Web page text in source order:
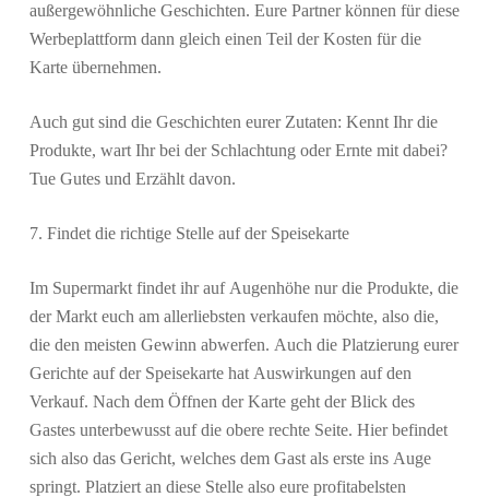
außergewöhnliche Geschichten. Eure Partner können für diese
Werbeplattform dann gleich einen Teil der Kosten für die
Karte übernehmen.
Auch gut sind die Geschichten eurer Zutaten: Kennt Ihr die
Produkte, wart Ihr bei der Schlachtung oder Ernte mit dabei?
Tue Gutes und Erzählt davon.
7. Findet die richtige Stelle auf der Speisekarte
Im Supermarkt findet ihr auf Augenhöhe nur die Produkte, die
der Markt euch am allerliebsten verkaufen möchte, also die,
die den meisten Gewinn abwerfen. Auch die Platzierung eurer
Gerichte auf der Speisekarte hat Auswirkungen auf den
Verkauf. Nach dem Öffnen der Karte geht der Blick des
Gastes unterbewusst auf die obere rechte Seite. Hier befindet
sich also das Gericht, welches dem Gast als erste ins Auge
springt. Platziert an diese Stelle also eure profitabelsten